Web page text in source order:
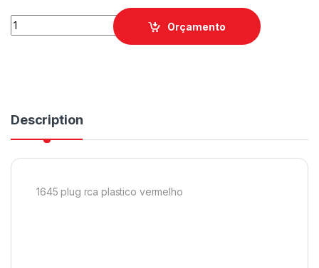
Orçamento
Description
1645 plug rca plastico vermelho